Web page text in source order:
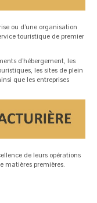
ou d’une organisation
touristique de premier
d’hébergement, les
les sites de plein
que les entreprises
de leurs opérations
matières premières.